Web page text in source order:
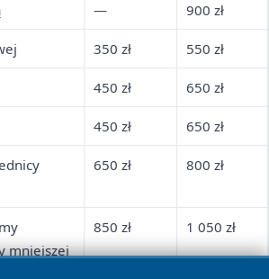
— 900 zł
350 zł 550 zł
450 zł 650 zł
450 zł 650 zł
650 zł 800 zł
mniejszej
850 zł 1 050 zł